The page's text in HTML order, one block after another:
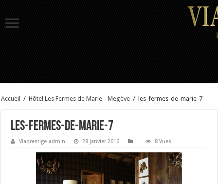
Accueil / Hôtel Les Fermes de Marie - Megève / les-fermes-de-marie-7
les-fermes-de-marie-7
Viaprestige-admin 28 janvier 2016 8 Vues